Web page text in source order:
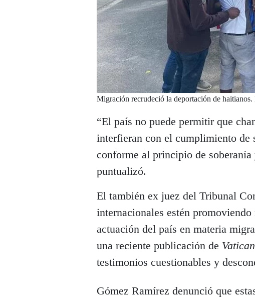
Migración recrudeció la deportación de haitianos.
“El país no puede permitir que
interfieran con el cumplimiento de
conforme al principio de
puntualizó.
El también ex juez del Tribunal
internacionales estén
actuación del país en materia
una reciente publicación de
testimonios cuestionables y
Gómez Ramírez denunció que